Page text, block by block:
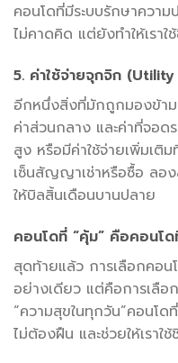
คอนโดที่มีระบบรักษาควา
ไม่คาดคิด แต่ยังทำให้เรา
5. ค่าใช้จ่ายจุกจิก
อีกหนึ่งสิ่งที่มักถูกมองข้า
ค่าส่วนกลาง และค่าที่จอด
สูง หรือมีค่าใช้จ่ายเพิ่มเติ
เซ็นสัญญาเช่าหรือซื้อ ลอง
ให้บิลสิ้นเดือนบานปลาย
คอนโดที่ “คุ้ม” คือคอนโด
สุดท้ายแล้ว การเลือกคอน
อย่างเดียว แต่คือการเลื
“ความสุขในทุกวัน”คอนโ
ไม่ต้องฝืน และช่วยให้เราใ